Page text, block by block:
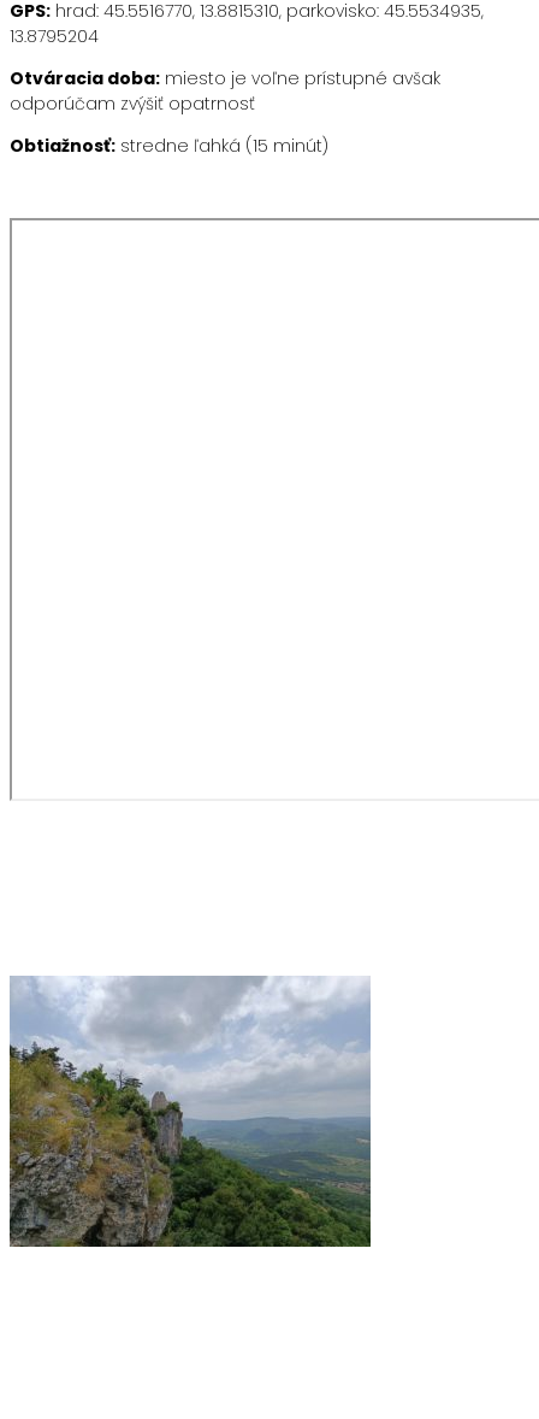
GPS: hrad: 45.5516770, 13.8815310, parkovisko: 45.5534935,
13.8795204
Otváracia doba: miesto je voľne prístupné avšak
odporúčam zvýšiť opatrnosť
Obtiažnosť: stredne ľahká (15 minút)